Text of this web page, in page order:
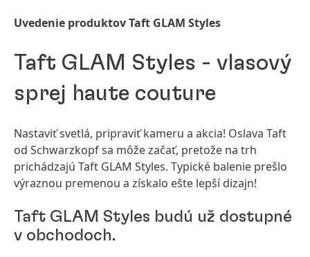
Uvedenie produktov Taft GLAM Styles
Taft GLAM Styles - vlasový
sprej haute couture
Nastaviť svetlá, pripraviť kameru a akcia! Oslava Taft
od Schwarzkopf sa môže začať, pretože na trh
prichádzajú Taft GLAM Styles. Typické balenie prešlo
výraznou premenou a získalo ešte lepší dizajn!
Taft GLAM Styles budú už dostupné
v obchodoch.